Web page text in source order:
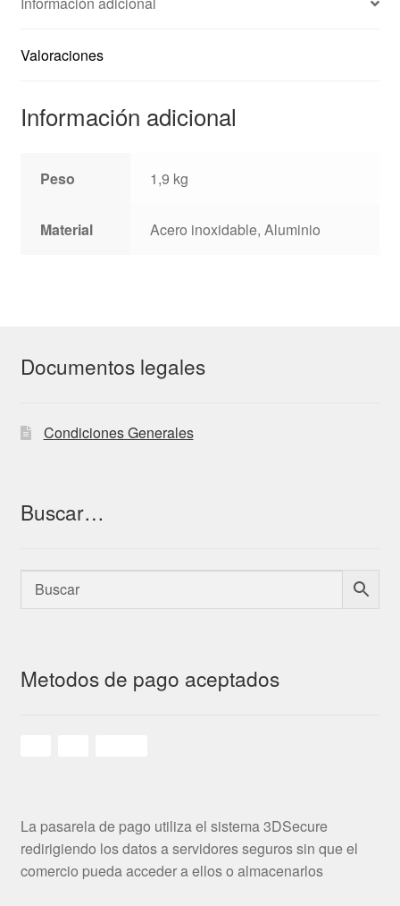
Valoraciones
Información adicional
Peso 1,9 kg
Material Acero inoxidable, Aluminio
Documentos legales
Condiciones Generales
Buscar…
Metodos de pago aceptados
La pasarela de pago utiliza el sistema 3DSecure
redirigiendo los datos a servidores seguros sin que el
comercio pueda acceder a ellos o almacenarlos